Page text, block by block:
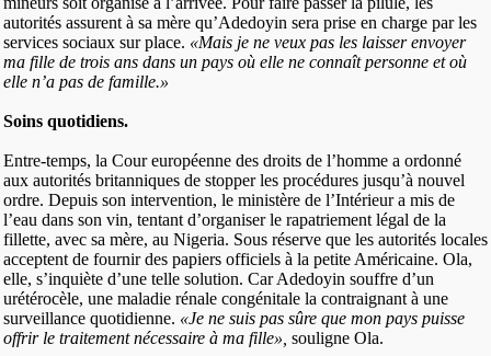
autorités assurent à sa mère qu’Adedoyin sera prise en charge par les
services sociaux sur place. «Mais je ne veux pas les laisser envoyer
ma fille de trois ans dans un pays où elle ne connaît personne et où
elle n’a pas de famille.»
Soins quotidiens.
Entre-temps, la Cour européenne des droits de l’homme a ordonné
aux autorités britanniques de stopper les procédures jusqu’à nouvel
ordre. Depuis son intervention, le ministère de l’Intérieur a mis de
l’eau dans son vin, tentant d’organiser le rapatriement légal de la
fillette, avec sa mère, au Nigeria. Sous réserve que les autorités locales
acceptent de fournir des papiers officiels à la petite Américaine. Ola,
elle, s’inquiète d’une telle solution. Car Adedoyin souffre d’un
urétérocèle, une maladie rénale congénitale la contraignant à une
surveillance quotidienne. «Je ne suis pas sûre que mon pays puisse
offrir le traitement nécessaire à ma fille», souligne Ola.